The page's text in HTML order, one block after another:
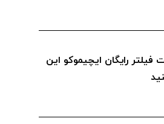
رایگان ایچیموکو این